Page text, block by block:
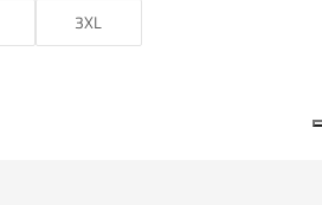
3XL